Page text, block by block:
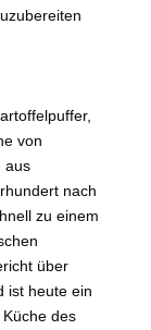
von
aus
nach
zu einem
über
ist heute ein
des